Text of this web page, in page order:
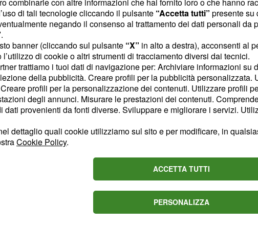
le qualifiche che i tifosi delle
alla vigilia del Gran Premio,
miracolo potrebbe far sì che la corsa
vinta da un pilota che non sia il tedesco.
di tali tecnologie cliccando il pulsante “Accetta tutti” presente su
negando il consenso al trattamento dei dati personali da
.
banner (cliccando sul pulsante “X” in alto a destra), acconsenti al
l’utilizzo di cookie o altri strumenti di tracciamento diversi dai tecnici.
trattiamo i tuoi dati di navigazione per: Archiviare informazioni su
della pubblicità. Creare profili per la pubblicità
profili per la personalizzazione dei contenuti. Utilizzare profili
degli annunci. Misurare le prestazioni dei contenuti.
dati provenienti da fonti diverse. Sviluppare e migliorare i servizi.
dettaglio quali cookie utilizziamo sul sito e per modificare, in
Cookie Policy.
ACCETTA TUTTI
PERSONALIZZA